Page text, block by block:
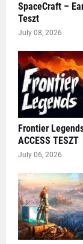
SpaceCraft –
Teszt
July 08, 2026
Frontier
ACCESS TESZT
July 06, 2026